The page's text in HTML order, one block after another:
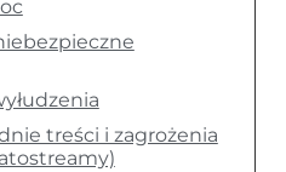
treści i zagrożenia